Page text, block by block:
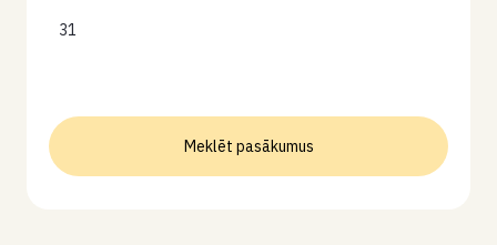
31
Meklēt pasākumus